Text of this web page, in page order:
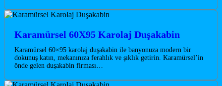
Karamürsel 60X95 Karolaj Duşakabin
Karamürsel 60×95 karolaj duşakabin ile banyonuza modern bir
dokunuş katın, mekanınıza ferahlık ve şıklık getirin. Karamürsel’in
önde gelen duşakabin firması…